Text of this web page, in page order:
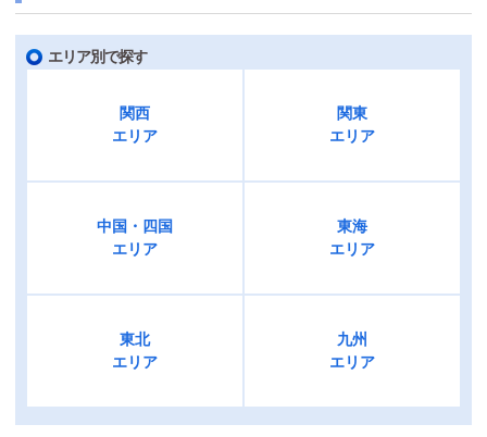
エリア別で探す
関西
エリア
関東
エリア
中国・四国
エリア
東海
エリア
東北
エリア
九州
エリア